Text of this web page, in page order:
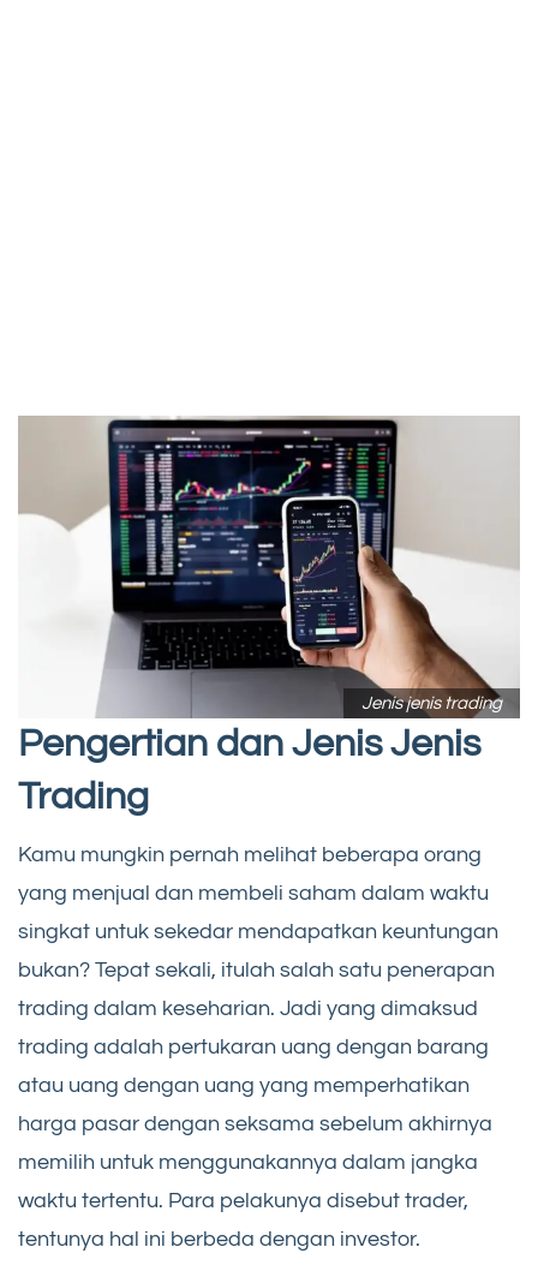
Jenis jenis trading
Pengertian dan Jenis Jenis
Trading
Kamu mungkin pernah melihat beberapa orang
yang menjual dan membeli saham dalam waktu
singkat untuk sekedar mendapatkan keuntungan
bukan? Tepat sekali, itulah salah satu penerapan
trading dalam keseharian. Jadi yang dimaksud
trading adalah pertukaran uang dengan barang
atau uang dengan uang yang memperhatikan
harga pasar dengan seksama sebelum akhirnya
memilih untuk menggunakannya dalam jangka
waktu tertentu. Para pelakunya disebut trader,
tentunya hal ini berbeda dengan investor.